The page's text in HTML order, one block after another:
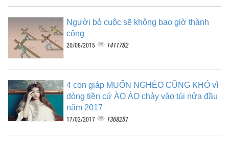
Người bỏ cuộc sẽ không bao giờ thành
công
20/08/2015 1411782
4 con giáp MUỐN NGHÈO CŨNG KHÓ vì
dòng tiền cứ ÀO ÀO chảy vào túi nửa đầu
năm 2017
17/02/2017 1368251